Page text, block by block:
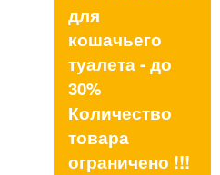
для
кошачьего
туалета - до
30%
Количество
товара
ограничено !!!